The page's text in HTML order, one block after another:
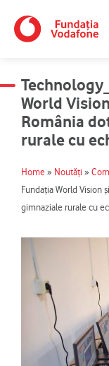
content
World
România
rurale cu
Home » Noutăți »
Fundația World Vision
gimnaziale rurale cu